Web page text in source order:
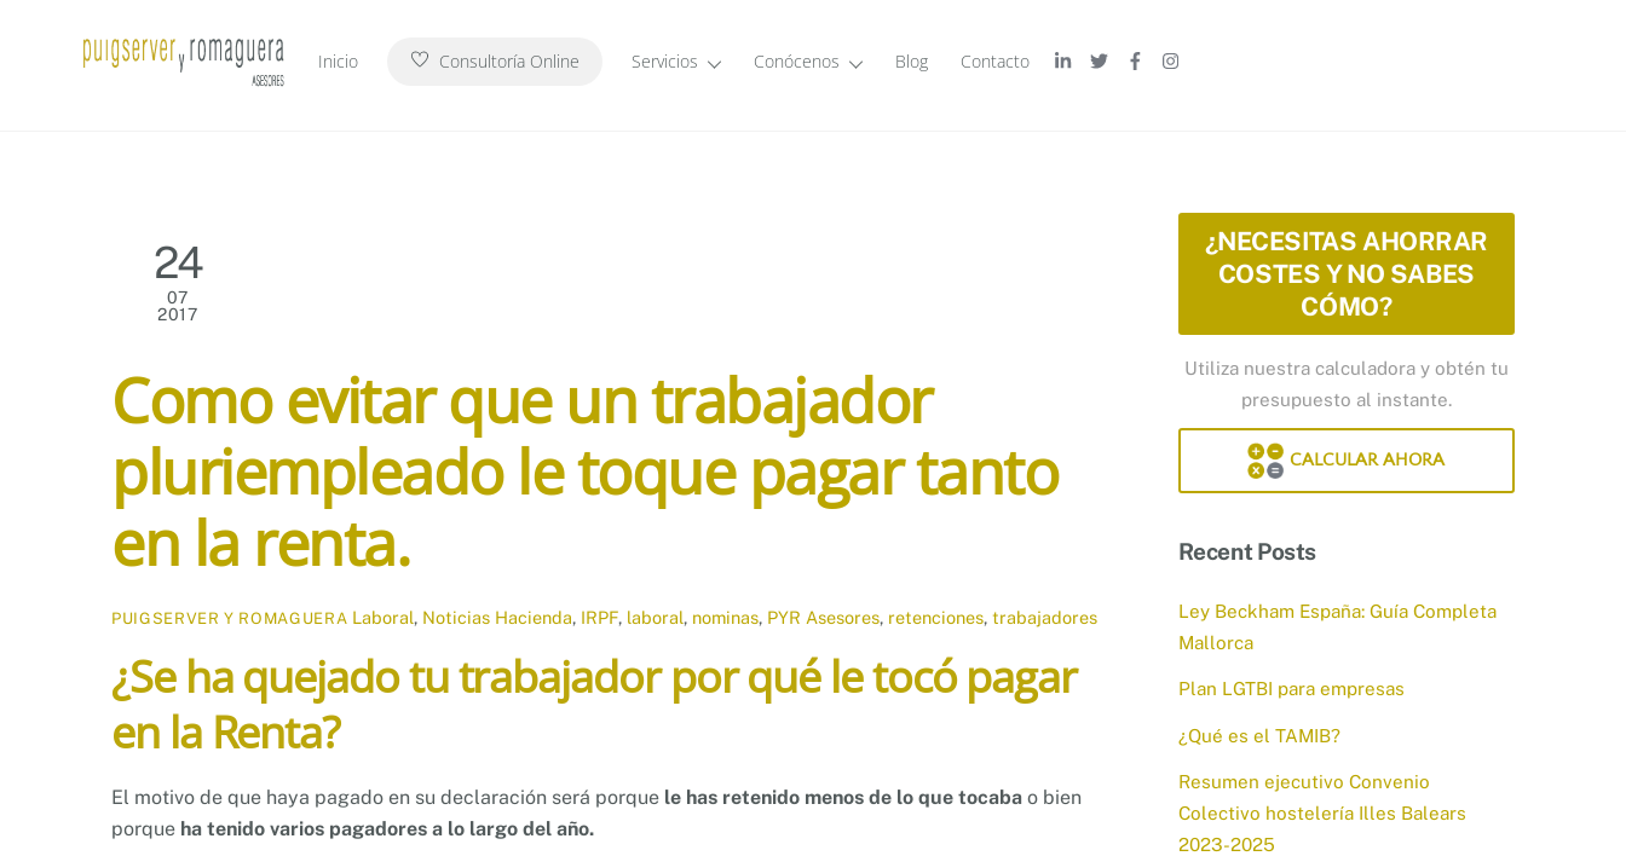
LinkedinTwitterFacebook
Inicio Consultoría Online Servicios Conócenos Blog Contacto
24
07
2017
Como evitar que un trabajador
pluriempleado le toque pagar tanto
en la renta.
PUIGSERVER Y ROMAGUERA Laboral, Noticias Hacienda, IRPF, laboral, nominas, PYR Asesores, retenciones,trabajadores
¿Se ha quejado tu trabajador por qué le tocó pagar
en la Renta?
El motivo de que haya pagado en su declaración será porque le has retenido menos de lo que tocaba o bien
porque ha tenido varios pagadores a lo largo del año.
¿NECESITAS AHORRAR
COSTES Y NO SABES
CÓMO?
Utiliza nuestra calculadora y obtén tu
presupuesto al instante.
CALCULAR AHORA
Recent Posts
Ley Beckham España: Guía Completa
Mallorca
Plan LGTBI para empresas
¿Qué es el TAMIB?
Resumen ejecutivo Convenio
Colectivo hostelería Illes Balears
2023-2025